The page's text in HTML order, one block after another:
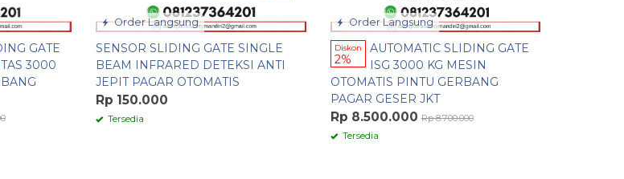
GATE
3000
Order Langsung
SENSOR SLIDING GATE SINGLE
BEAM INFRARED DETEKSI ANTI
JEPIT PAGAR OTOMATIS
Rp 150.000
Tersedia
Order Langsung
Diskon
2%
AUTOMATIC SLIDING GATE
ISG 3000 KG MESIN
OTOMATIS PINTU GERBANG
PAGAR GESER JKT
Rp 8.500.000 Rp 8.700.000
Tersedia